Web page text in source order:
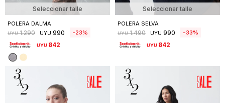
Seleccionar talle
POLERA DALMA
UYU 1.290 UYU 990 23
UYU 842
Seleccionar talle
POLERA SELVA
UYU 1.490 UYU 990 33
UYU 842